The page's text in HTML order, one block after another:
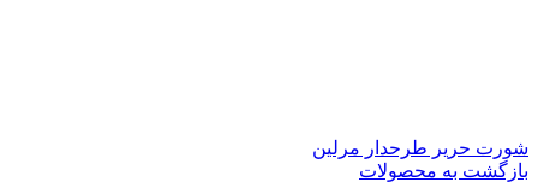
شورت حریر طرحدار مرلین
بازگشت به محصولات